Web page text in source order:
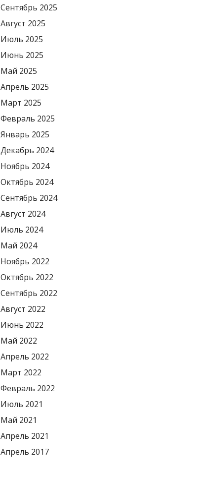
Сентябрь 2025
Август 2025
Июль 2025
Июнь 2025
Май 2025
Апрель 2025
Март 2025
Февраль 2025
Январь 2025
Декабрь 2024
Ноябрь 2024
Октябрь 2024
Сентябрь 2024
Август 2024
Июль 2024
Май 2024
Ноябрь 2022
Октябрь 2022
Сентябрь 2022
Август 2022
Июнь 2022
Май 2022
Апрель 2022
Март 2022
Февраль 2022
Июль 2021
Май 2021
Апрель 2021
Апрель 2017